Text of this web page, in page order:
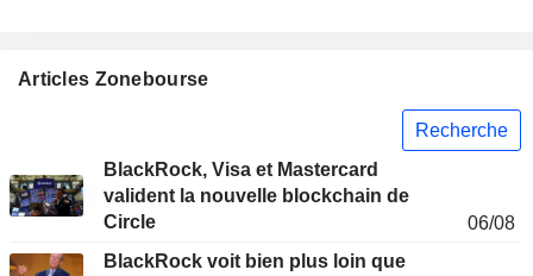
Articles Zonebourse
Recherche
BlackRock, Visa et Mastercard
valident la nouvelle blockchain de
Circle
06/08
BlackRock voit bien plus loin que